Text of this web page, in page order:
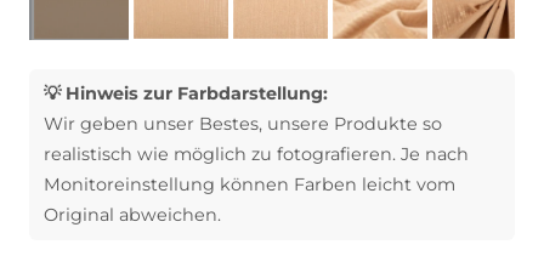
💡 Hinweis zur Farbdarstellung:
Wir geben unser Bestes, unsere Produkte so
realistisch wie möglich zu fotografieren. Je nach
Monitoreinstellung können Farben leicht vom
Original abweichen.